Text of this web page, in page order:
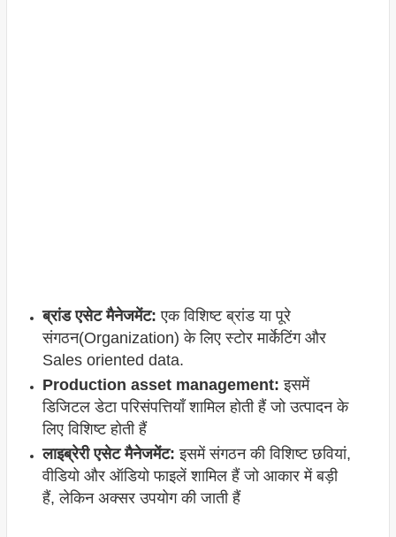
ब्रांड एसेट मैनेजमेंट: एक विशिष्ट ब्रांड या पूरे
संगठन(Organization) के लिए स्टोर मार्केटिंग और
Sales oriented data.
Production asset management: इसमें
डिजिटल डेटा परिसंपत्तियाँ शामिल होती हैं जो उत्पादन के
लिए विशिष्ट होती हैं
लाइब्रेरी एसेट मैनेजमेंट: इसमें संगठन की विशिष्ट छवियां,
वीडियो और ऑडियो फाइलें शामिल हैं जो आकार में बड़ी
हैं, लेकिन अक्सर उपयोग की जाती हैं